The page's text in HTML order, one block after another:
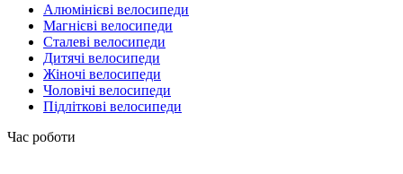
Алюмінієві велосипеди
Магнієві велосипеди
Сталеві велосипеди
Дитячі велосипеди
Жіночі велосипеди
Чоловічі велосипеди
Підліткові велосипеди
Час роботи